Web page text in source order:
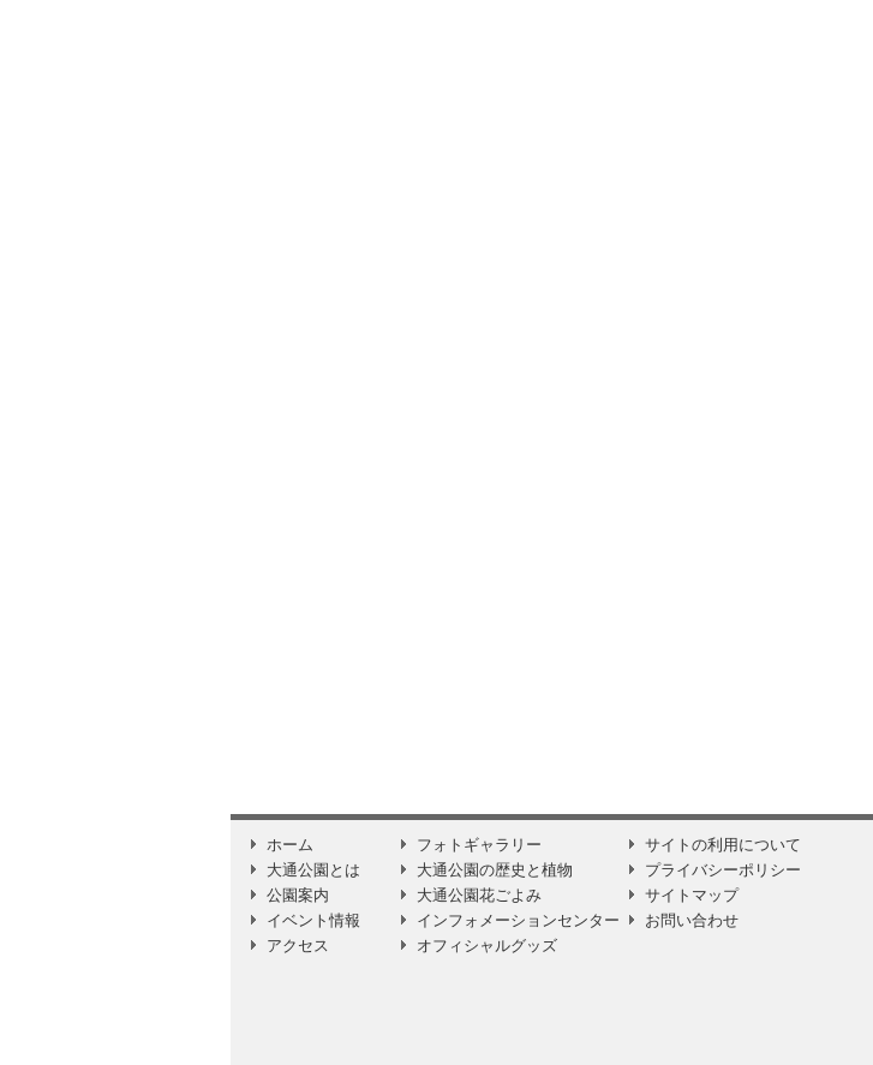
ホーム
大通公園とは
公園案内
イベント情報
アクセス
フォトギャラリー
大通公園の歴史と植物
大通公園花ごよみ
インフォメーションセンター
オフィシャルグッズ
サイトの利用について
プライバシーポリシー
サイトマップ
お問い合わせ